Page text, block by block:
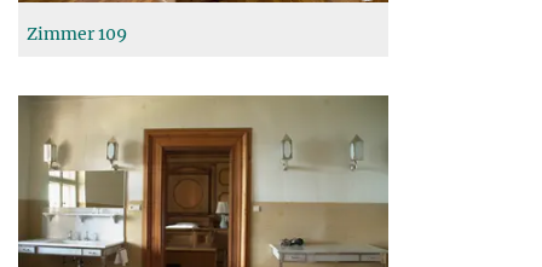
Zimmer 109